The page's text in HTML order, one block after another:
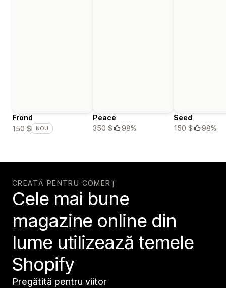
Frond
150 $
NOU
Peace
350 $
98%
Seed
150 $
98%
CREATĂ PENTRU COMERȚ
Cele mai bune
magazine online din
lume utilizează temele
Shopify
Pregătită pentru viitor